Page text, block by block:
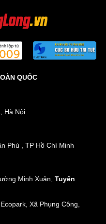
QUỐC
Hà Nội
Phú , TP Hồ Chí Minh
Minh Xuân, Tuyên
Xã Phụng Công,